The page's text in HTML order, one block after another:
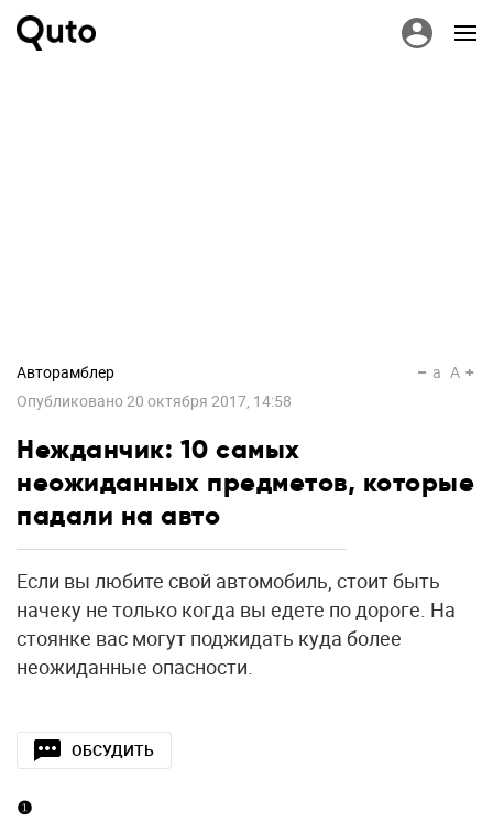
Авторамблер
Опубликовано20 октября 2017, 14:58
a A
Нежданчик: 10 самых
неожиданных предметов, которые
падали на авто
Если вы любите свой автомобиль, стоит быть
начеку не только когда вы едете по дороге. На
стоянке вас могут поджидать куда более
неожиданные опасности.
ОБСУДИТЬ
❶